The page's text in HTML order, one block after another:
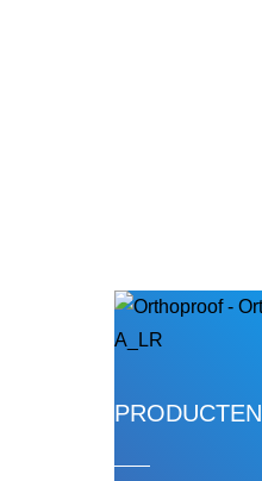
PRODUCTEN